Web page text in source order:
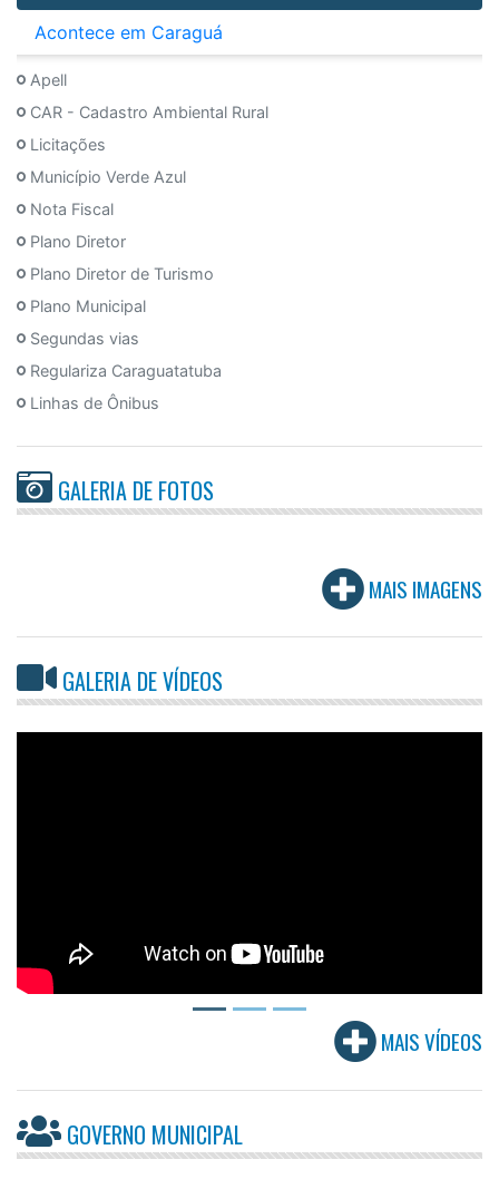
Acontece em Caraguá
Apell
CAR - Cadastro Ambiental Rural
Licitações
Município Verde Azul
Nota Fiscal
Plano Diretor
Plano Diretor de Turismo
Plano Municipal
Segundas vias
Regulariza Caraguatatuba
Linhas de Ônibus
GALERIA DE FOTOS
MAIS IMAGENS
GALERIA DE VÍDEOS
MAIS VÍDEOS
GOVERNO MUNICIPAL